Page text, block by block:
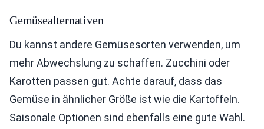
Gemüsealternativen
Du kannst andere Gemüsesorten verwenden, um
mehr Abwechslung zu schaffen. Zucchini oder
Karotten passen gut. Achte darauf, dass das
Gemüse in ähnlicher Größe ist wie die Kartoffeln.
Saisonale Optionen sind ebenfalls eine gute Wahl.